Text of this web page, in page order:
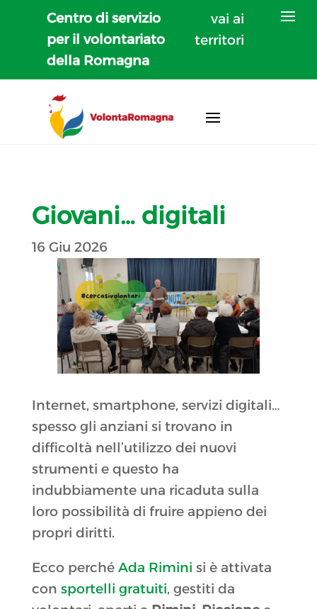
Centro di servizio
per il volontariato
della Romagna
vai ai
territori
Giovani… digitali
16 Giu 2026
Internet, smartphone, servizi digitali…
spesso gli anziani si trovano in
difficoltà nell’utilizzo dei nuovi
strumenti e questo ha
indubbiamente una ricaduta sulla
loro possibilità di fruire appieno dei
propri diritti.
Ecco perché Ada Rimini si è attivata
con sportelli gratuiti, gestiti da